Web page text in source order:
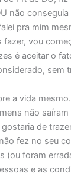
não conseguia
pra mim
fazer, vou
é aceitar o
sem
a vida
não saíram
de
fez no seu
(ou foram
e as